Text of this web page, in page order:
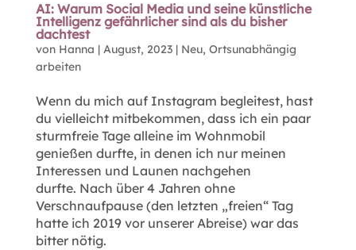
AI: Warum Social Media und seine künstliche
Intelligenz gefährlicher sind als du bisher
dachtest
von Hanna | August, 2023| Neu, Ortsunabhängig
arbeiten
Wenn du mich auf Instagram begleitest, hast
du vielleicht mitbekommen, dass ich ein paar
sturmfreie Tage alleine im Wohnmobil
genießen durfte, in denen ich nur meinen
Interessen und Launen nachgehen
durfte. Nach über 4 Jahren ohne
Verschnaufpause (den letzten „freien“ Tag
hatte ich 2019 vor unserer Abreise) war das
bitter nötig.